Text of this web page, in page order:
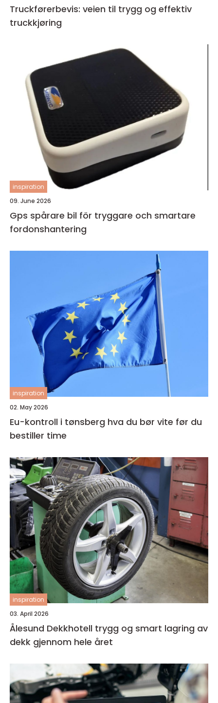
Truckførerbevis: veien til trygg og effektiv
truckkjøring
inspiration
09. June 2026
Gps spårare bil för tryggare och smartare
fordonshantering
inspiration
02. May 2026
Eu-kontroll i tønsberg hva du bør vite før du
bestiller time
inspiration
03. April 2026
Ålesund Dekkhotell trygg og smart lagring av
dekk gjennom hele året